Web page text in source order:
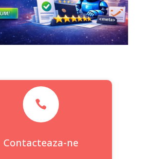

Contacteaza-ne